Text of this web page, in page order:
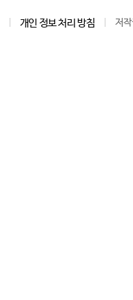
개인 정보 처리 방침 저